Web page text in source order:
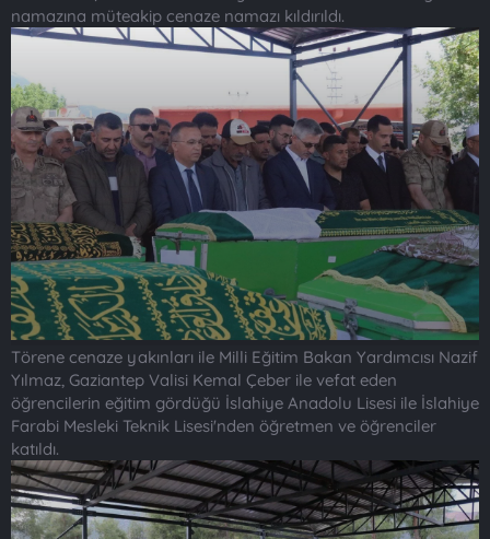
namazına müteakip cenaze namazı kıldırıldı.
Törene cenaze yakınları ile Milli Eğitim Bakan Yardımcısı Nazif
Yılmaz, Gaziantep Valisi Kemal Çeber ile vefat eden
öğrencilerin eğitim gördüğü İslahiye Anadolu Lisesi ile İslahiye
Farabi Mesleki Teknik Lisesi'nden öğretmen ve öğrenciler
katıldı.